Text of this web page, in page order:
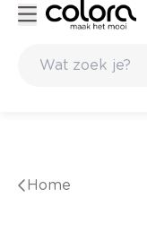
Home
Inspiratie om jouw